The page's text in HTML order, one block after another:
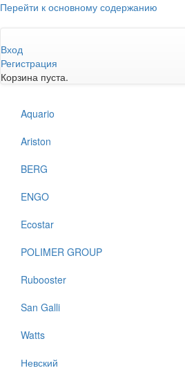
Перейти к основному содержанию
Вход
Регистрация
Корзина пуста.
Aquario
Ariston
BERG
ENGO
Ecostar
POLIMER GROUP
Rubooster
San Galli
Watts
Невский